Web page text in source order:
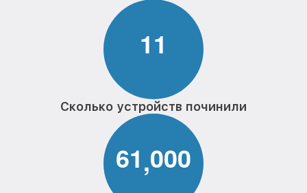
11
Сколько устройств починили
61,000